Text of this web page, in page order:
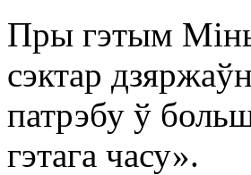
Пры гэтым
сэктар
патрэбу ў
гэтага часу».